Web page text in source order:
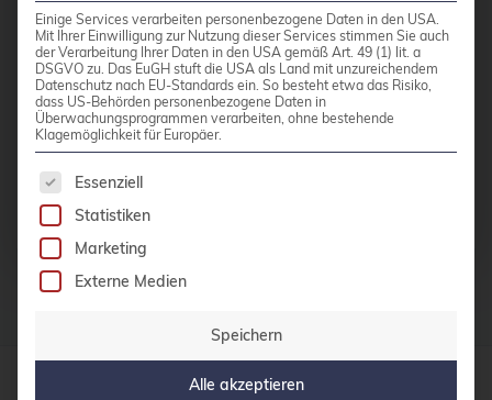
Pacemaker ist ein Open Source
Ressourcenmanager für Linux
betriebene Clustersysteme.
Weiterlesen
Einige Services verarbeiten personenbezogene Daten in den USA.
Mit Ihrer Einwilligung zur Nutzung dieser Services stimmen Sie auch
der Verarbeitung Ihrer Daten in den USA gemäß Art. 49 (1) lit. a
DSGVO zu. Das EuGH stuft die USA als Land mit unzureichendem
Datenschutz nach EU-Standards ein. So besteht etwa das Risiko,
dass US-Behörden personenbezogene Daten in
Überwachungsprogrammen verarbeiten, ohne bestehende
Klagemöglichkeit für Europäer.
Es folgt eine Liste der Service-Gruppen, für die
Essenziell
Statistiken
Marketing
Externe Medien
Speichern
Alle akzeptieren